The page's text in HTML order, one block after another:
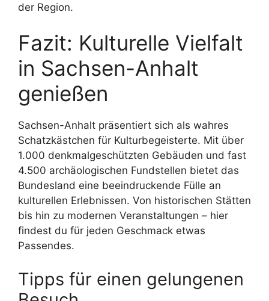
der Region.
Fazit: Kulturelle Vielfalt
in Sachsen-Anhalt
genießen
Sachsen-Anhalt präsentiert sich als wahres
Schatzkästchen für Kulturbegeisterte. Mit über
1.000 denkmalgeschützten Gebäuden und fast
4.500 archäologischen Fundstellen bietet das
Bundesland eine beeindruckende Fülle an
kulturellen Erlebnissen. Von historischen Stätten
bis hin zu modernen Veranstaltungen – hier
findest du für jeden Geschmack etwas
Passendes.
Tipps für einen gelungenen